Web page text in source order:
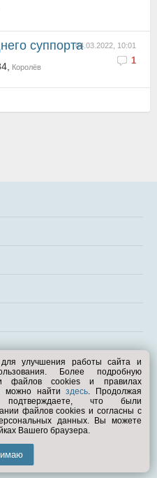
04.03.2022, 10:01
1
суппорта
Королёв
версию
улучшения работы сайта и
Более подробную
файлов cookies и правилах
можно найтиздесь. Продолжая
что были
файлов cookies и согласны с
данных. Вы можете
Вашего браузера.